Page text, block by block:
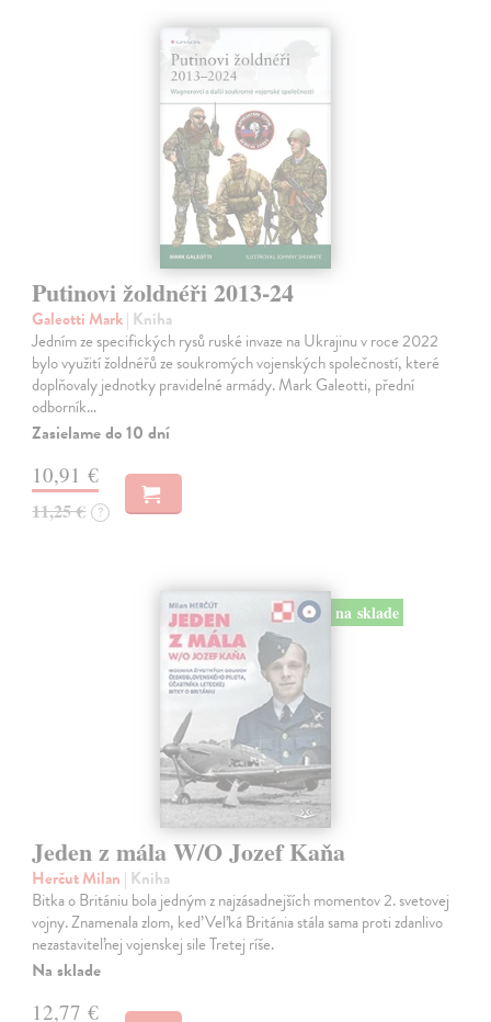
Putinovi žoldnéři 2013-24
Galeotti Mark| Kniha
Jedním ze specifických rysů ruské invaze na Ukrajinu v roce 2022
bylo využití žoldnéřů ze soukromých vojenských společností, které
doplňovaly jednotky pravidelné armády. Mark Galeotti, přední
odborník…
Zasielame do 10 dní
10,91 €
11,25 € ?
na sklade
Jeden z mála W/O Jozef Kaňa
Herčut Milan | Kniha
Bitka o Britániu bola jedným z najzásadnejších momentov 2. svetovej
vojny. Znamenala zlom, keď Veľká Británia stála sama proti zdanlivo
nezastaviteľnej vojenskej sile Tretej ríše.
Na sklade
12,77 €